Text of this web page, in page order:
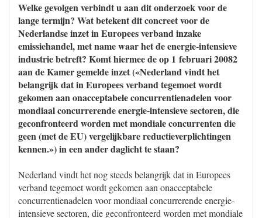
Welke gevolgen verbindt u aan dit onderzoek voor de
lange termijn? Wat betekent dit concreet voor de
Nederlandse inzet in Europees verband inzake
emissiehandel, met name waar het de energie-intensieve
industrie betreft? Komt hiermee de op 1 februari 20082
aan de Kamer gemelde inzet («Nederland vindt het
belangrijk dat in Europees verband tegemoet wordt
gekomen aan onacceptabele concurrentienadelen voor
mondiaal concurrerende energie-intensieve sectoren, die
geconfronteerd worden met mondiale concurrenten die
geen (met de EU) vergelijkbare reductieverplichtingen
kennen.») in een ander daglicht te staan?
Nederland vindt het nog steeds belangrijk dat in Europees
verband tegemoet wordt gekomen aan onacceptabele
concurrentienadelen voor mondiaal concurrerende energie-
intensieve sectoren, die geconfronteerd worden met mondiale